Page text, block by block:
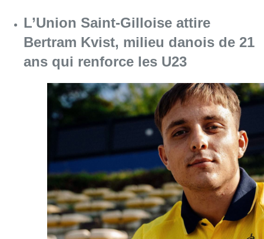
L’Union Saint-Gilloise attire
Bertram Kvist, milieu danois de 21
ans qui renforce les U23